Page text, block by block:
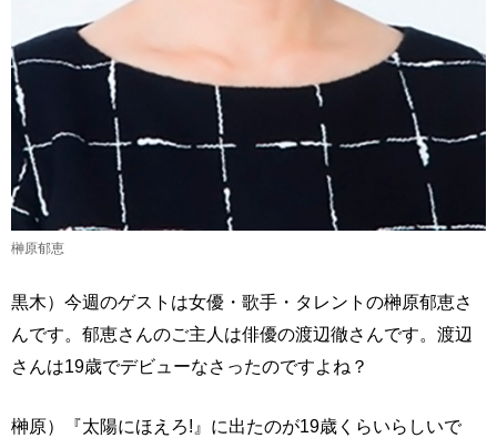
榊原郁恵
黒木）今週のゲストは女優・歌手・タレントの榊原郁恵さ
んです。郁恵さんのご主人は俳優の渡辺徹さんです。渡辺
さんは19歳でデビューなさったのですよね？
榊原）『太陽にほえろ!』に出たのが19歳くらいらしいで